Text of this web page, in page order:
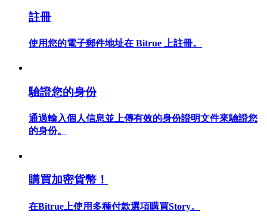
合約資訊
合約指南
合約功能使用指南
註冊
使用您的電子郵件地址在 Bitrue 上註冊。
驗證您的身份
通過輸入個人信息並上傳有效的身份證明文件來驗證您
的身份。
購買加密貨幣！
在Bitrue上使用多種付款選項購買Story。